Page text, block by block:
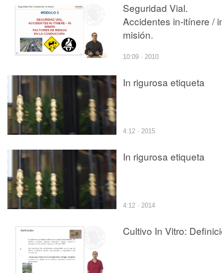
Seguridad Vial.
Accidentes in-itínere /
misión.
10:09 · 2010
In rigurosa etiqueta
4:12 · 2015
In rigurosa etiqueta
4:12 · 2014
Cultivo In Vitro: